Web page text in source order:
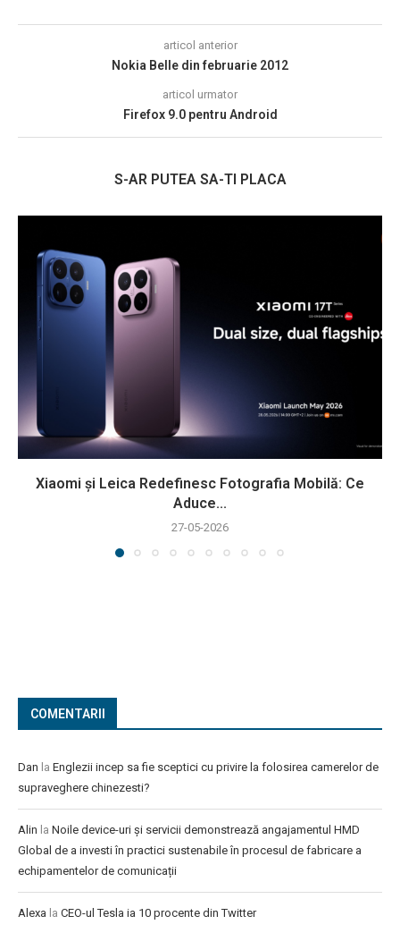
articol anterior
Nokia Belle din februarie 2012
articol urmator
Firefox 9.0 pentru Android
S-AR PUTEA SA-TI PLACA
Xiaomi și Leica Redefinesc Fotografia Mobilă: Ce
Aduce...
27-05-2026
COMENTARII
Dan la Englezii incep sa fie sceptici cu privire la folosirea camerelor de
supraveghere chinezesti?
Alin la Noile device-uri și servicii demonstrează angajamentul HMD
Global de a investi în practici sustenabile în procesul de fabricare a
echipamentelor de comunicații
Alexa la CEO-ul Tesla ia 10 procente din Twitter